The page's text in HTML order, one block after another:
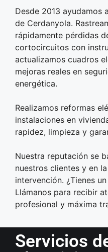
Desde 2013 ayudamos
de Cerdanyola.
rápidamente pérdidas
cortocircuitos con
actualizamos cuadros
mejoras reales en
energética.​
Realizamos reformas
instalaciones en
rapidez, limpieza y
Nuestra reputación se
nuestros clientes y en
intervención. ¿Tienes
Llámanos para recibir
profesional y máxima
Servicios